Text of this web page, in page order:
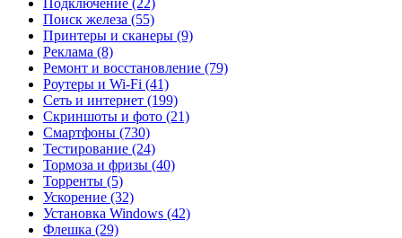
Подключение (22)
Поиск железа (55)
Принтеры и сканеры (9)
Реклама (8)
Ремонт и восстановление (79)
Роутеры и Wi-Fi (41)
Сеть и интернет (199)
Скриншоты и фото (21)
Смартфоны (730)
Тестирование (24)
Тормоза и фризы (40)
Торренты (5)
Ускорение (32)
Установка Windows (42)
Флешка (29)